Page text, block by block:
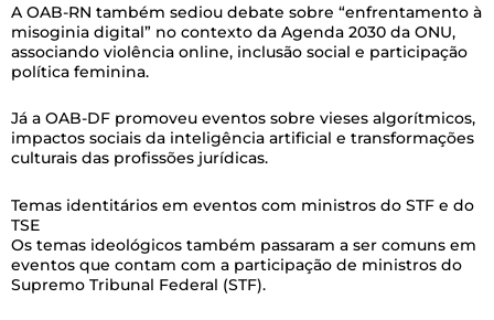
A OAB-RN também sediou debate sobre “enfrentamento à
misoginia digital” no contexto da Agenda 2030 da ONU,
associando violência online, inclusão social e participação
política feminina.
Já a OAB-DF promoveu eventos sobre vieses algorítmicos,
impactos sociais da inteligência artificial e transformações
culturais das profissões jurídicas.
Temas identitários em eventos com ministros do STF e do
TSE
Os temas ideológicos também passaram a ser comuns em
eventos que contam com a participação de ministros do
Supremo Tribunal Federal (STF).